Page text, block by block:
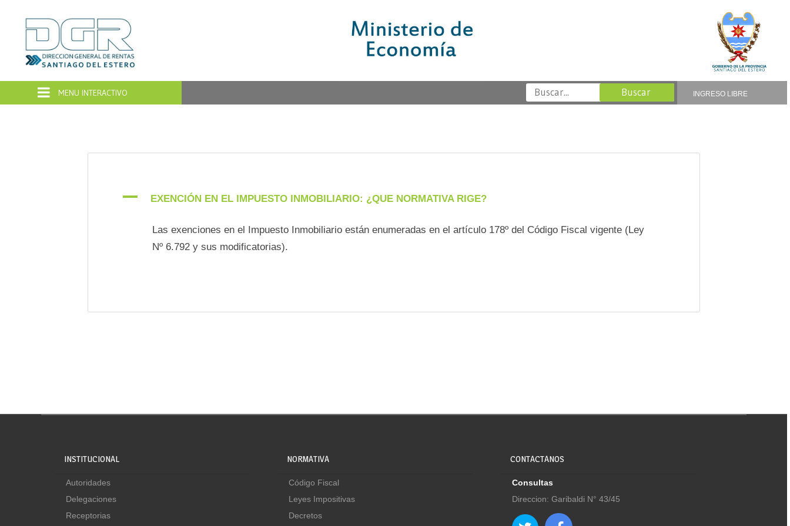
Santiago
del
Estero
INGRESO LIBRE
A EXENCIÓN EN EL IMPUESTO INMOBILIARIO: ¿QUE NORMATIVA RIGE?
Las exenciones en el Impuesto Inmobiliario están enumeradas en el artículo 178º del Código Fiscal vigente (Ley
Nº 6.792 y sus modificatorias).
INSTITUCIONAL
Autoridades
Delegaciones
Receptorias
NORMATIVA
Código Fiscal
Leyes Impositivas
Decretos
CONTACTANOS
Consultas
Direccion: Garibaldi N° 43/45